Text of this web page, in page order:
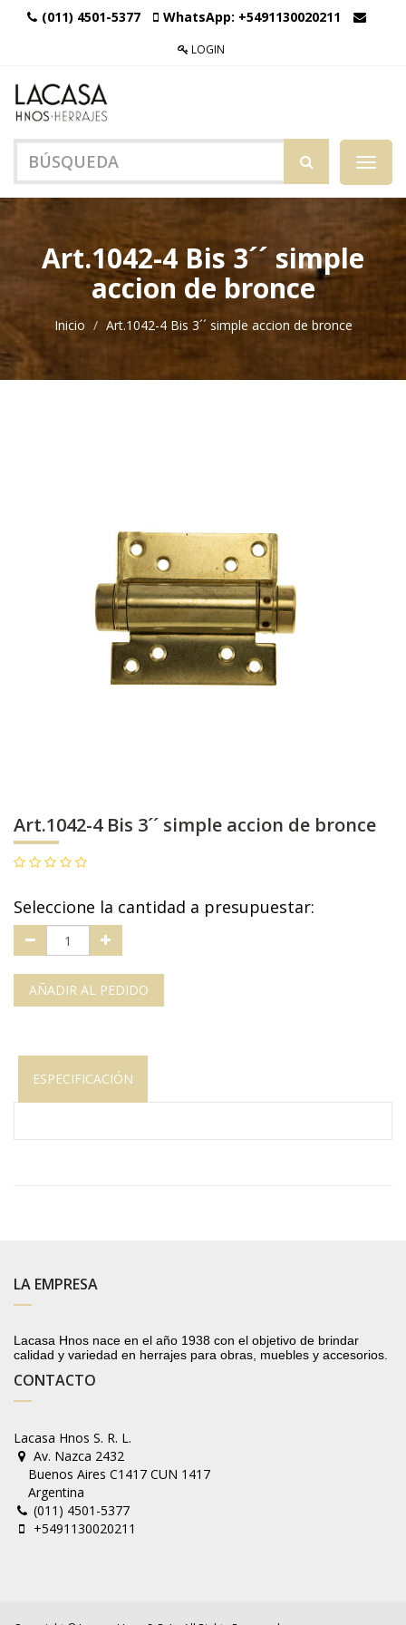
(011) 4501-5377 WhatsApp: +5491130020211
LOGIN
Menú
de
Art.1042-4 Bis 3´´ simple
accion de bronce
Inicio Art.1042-4 Bis 3´´ simple accion de bronce
Art.1042-4 Bis 3´´ simple accion de bronce
Seleccione la cantidad a presupuestar:
AÑADIR AL PEDIDO
ESPECIFICACIÓN
LA EMPRESA
Lacasa Hnos nace en el año 1938 con el objetivo de brindar
calidad y variedad en herrajes para obras, muebles y accesorios.
CONTACTO
Lacasa Hnos S. R. L.
Av. Nazca 2432
Buenos Aires C1417 CUN 1417
Argentina
(011) 4501-5377
+5491130020211